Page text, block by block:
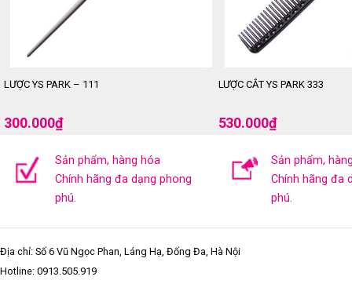
LƯỢC YS PARK – 111
300.000₫
LƯỢC CẮT YS PARK 333
530.000₫
Sản phẩm, hàng hóa
Chính hãng đa dạng phong
phú.
Sản phẩm,
Chính hãng đa
phú.
Địa chỉ: Số 6 Vũ Ngọc Phan, Láng Hạ, Đống Đa, Hà Nội
Hotline: 0913.505.919